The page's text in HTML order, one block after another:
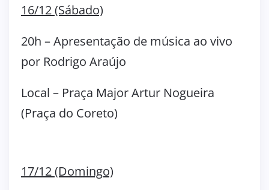
16/12 (Sábado)
20h – Apresentação de música ao vivo
por Rodrigo Araújo
Local – Praça Major Artur Nogueira
(Praça do Coreto)
17/12 (Domingo)